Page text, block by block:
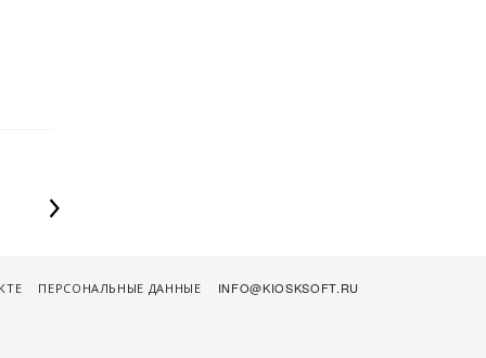
ПЕРСОНАЛЬНЫЕ ДАННЫЕ INFO@KIOSKSOFT.RU